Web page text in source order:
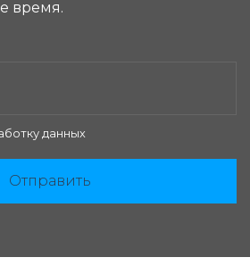
время.
данных
Отправить